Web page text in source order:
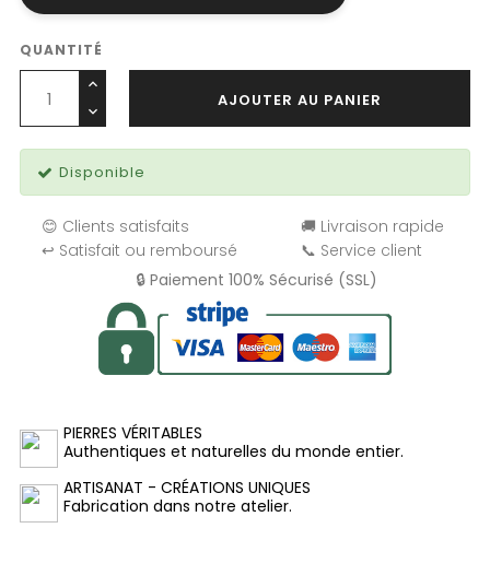
QUANTITÉ
AJOUTER AU PANIER
Disponible
😊 Clients satisfaits
🚚 Livraison rapide
↩️ Satisfait ou remboursé
📞 Service client
🔒 Paiement 100% Sécurisé (SSL)
PIERRES VÉRITABLES
Authentiques et naturelles du monde entier.
ARTISANAT - CRÉATIONS UNIQUES
Fabrication dans notre atelier.